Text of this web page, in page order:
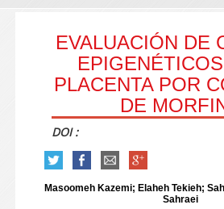
EVALUACIÓN DE
PLACENTA POR
DE
DOI :
Masoomeh Kazemi; Elaheh Tekieh;
Sahraei